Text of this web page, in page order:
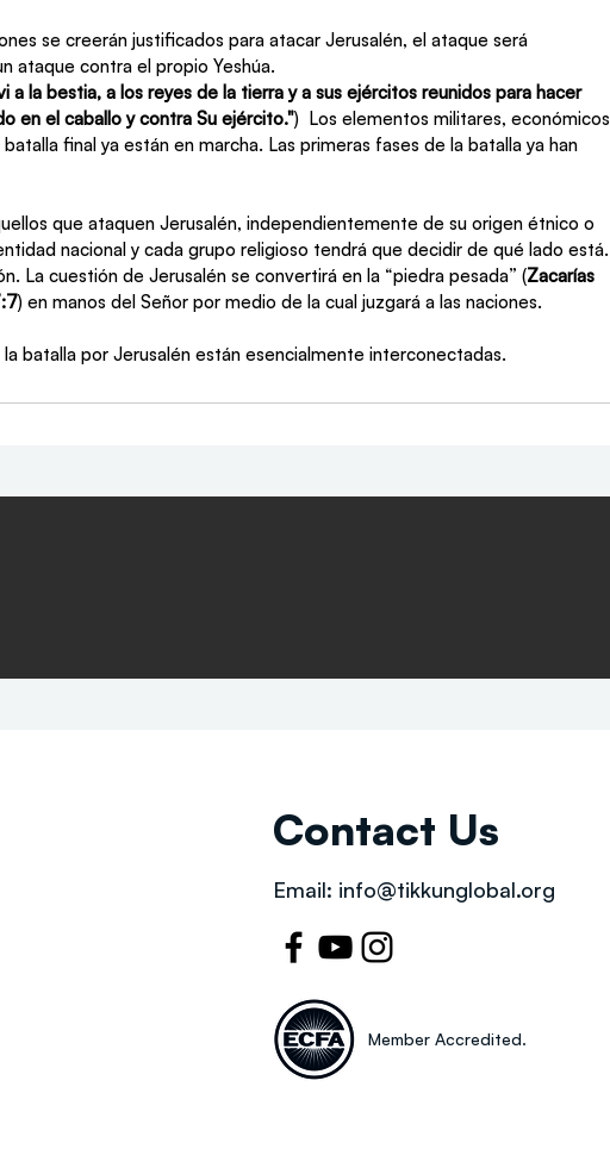
se creerán justificados para atacar Jerusalén, el ataque será
ataque contra el propio Yeshúa.
a la bestia, a los reyes de la tierra y a sus ejércitos reunidos para hacer
en el caballo y contra Su ejército.")  Los elementos militares, económicos
final ya están en marcha. Las primeras fases de la batalla ya han
que ataquen Jerusalén, independientemente de su origen étnico o
nacional y cada grupo religioso tendrá que decidir de qué lado está.
La cuestión de Jerusalén se convertirá en la “piedra pesada” (Zacarías
) en manos del Señor por medio de la cual juzgará a las naciones.
la batalla por Jerusalén están esencialmente interconectadas.
Contact Us
Email: info@tikkunglobal.org
Member Accredited.